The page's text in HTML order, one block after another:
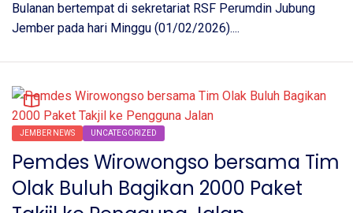
Bulanan bertempat di sekretariat RSF Perumdin Jubung
Jember pada hari Minggu (01/02/2026)....
JEMBER NEWS UNCATEGORIZED
Pemdes Wirowongso bersama Tim
Olak Buluh Bagikan 2000 Paket